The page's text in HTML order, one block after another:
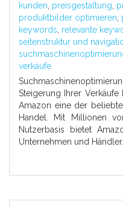
kunden, preisgestaltung,
produktbilder optimieren,
keywords, relevante
seitenstruktur und
verkäufe
Steigerung Ihrer
Amazon eine der
Handel. Mit Millionen
Nutzerbasis bietet
Unternehmen und